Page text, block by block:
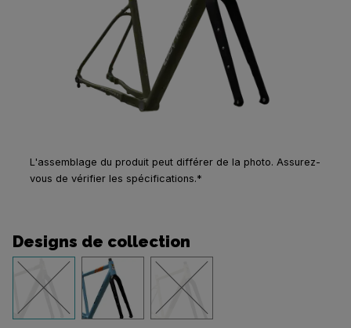
L'assemblage du produit peut différer de la photo. Assurez-
vous de vérifier les spécifications.*
Designs de collection